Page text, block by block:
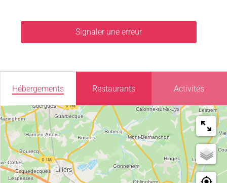
Signaler une erreur
Hébergements Restaurants Activités